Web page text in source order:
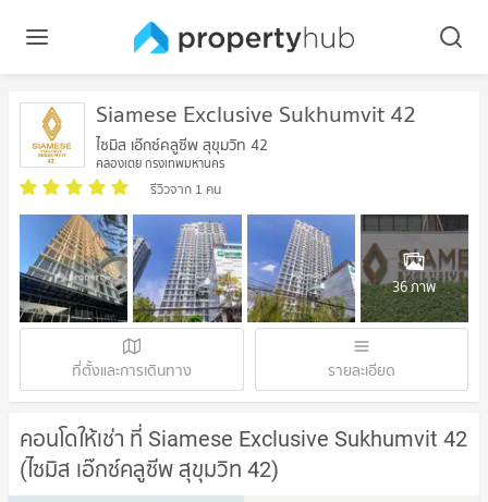
Siamese Exclusive Sukhumvit 42
ไซมิส เอ๊กซ์คลูซีพ สุขุมวิท 42
คลองเตย กรุงเทพมหานคร
รีวิวจาก 1 คน
36 ภาพ
ที่ตั้งและการเดินทาง รายละเอียด
คอนโดให้เช่า ที่ Siamese Exclusive Sukhumvit 42
(ไซมิส เอ๊กซ์คลูซีพ สุขุมวิท 42)